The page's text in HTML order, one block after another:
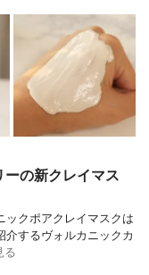
の新クレイマス
ックポアクレイマスクは
介するヴォルカニックカ
る